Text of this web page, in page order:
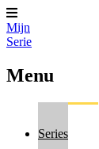
Mijn
Serie
Menu
Series